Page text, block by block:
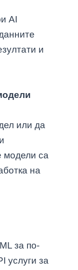
AI
и
или да
модели са
на
за по-
услуги за